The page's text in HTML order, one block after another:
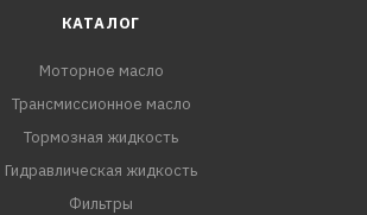
КАТАЛОГ
Моторное масло
Трансмиссионное масло
Тормозная жидкость
Гидравлическая жидкость
Фильтры